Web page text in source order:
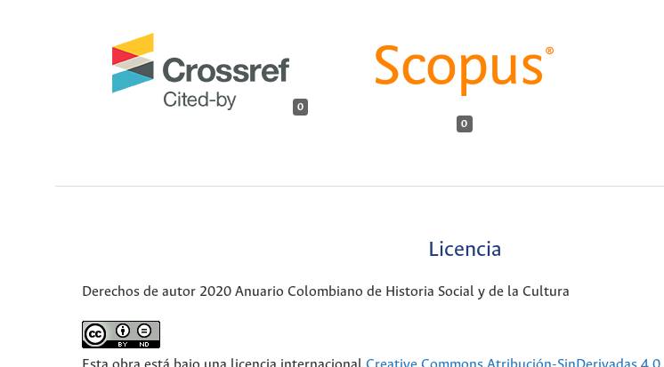
0
0
Licencia
Derechos de autor 2020 Anuario Colombiano de Historia Social y de la Cultura